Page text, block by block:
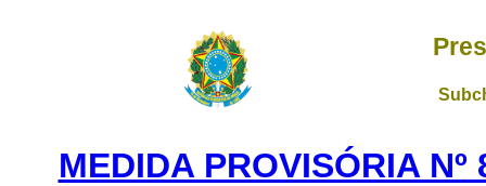
MEDIDA PROVISÓRIA